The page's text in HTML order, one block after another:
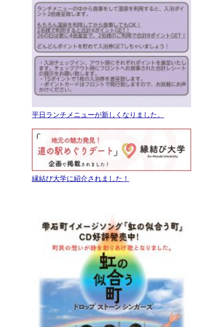
平日ランチメニューが新しくなりました。
縁結び大学に紹介されました！